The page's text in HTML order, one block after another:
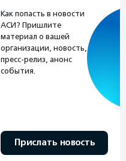
Как попасть в новости
АСИ? Пришлите
материал о вашей
организации, новость,
пресс-релиз, анонс
события.
Прислать новость